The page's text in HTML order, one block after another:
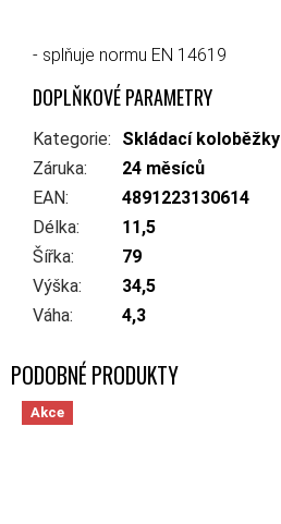
- splňuje normu EN 14619
DOPLŇKOVÉ PARAMETRY
Kategorie:
Skládací koloběžky
Záruka:
24 měsíců
EAN:
4891223130614
Délka:
11,5
Šířka:
79
Výška:
34,5
Váha: 4,3
Akce